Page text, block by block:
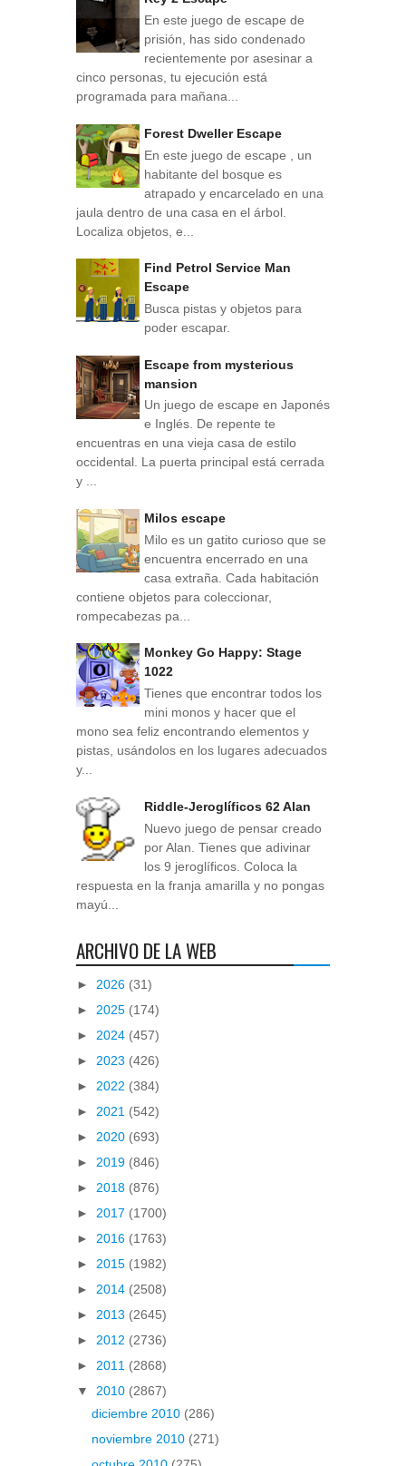
En este juego de escape de
prisión, has sido condenado
recientemente por asesinar a
cinco personas, tu ejecución está
programada para mañana...
Forest Dweller Escape
En este juego de escape , un
habitante del bosque es
atrapado y encarcelado en una
jaula dentro de una casa en el árbol.
Localiza objetos, e...
Find Petrol Service Man
Escape
Busca pistas y objetos para
poder escapar.
Escape from mysterious
mansion
Un juego de escape en Japonés
e Inglés. De repente te
encuentras en una vieja casa de estilo
occidental. La puerta principal está cerrada
y ...
Milos escape
Milo es un gatito curioso que se
encuentra encerrado en una
casa extraña. Cada habitación
contiene objetos para coleccionar,
rompecabezas pa...
Monkey Go Happy: Stage
1022
Tienes que encontrar todos los
mini monos y hacer que el
mono sea feliz encontrando elementos y
pistas, usándolos en los lugares adecuados
y...
Riddle-Jeroglíficos 62 Alan
Nuevo juego de pensar creado
por Alan. Tienes que adivinar
los 9 jeroglíficos. Coloca la
respuesta en la franja amarilla y no pongas
mayú...
ARCHIVO DE LA WEB
► 2026 (31)
► 2025 (174)
► 2024 (457)
► 2023 (426)
► 2022 (384)
► 2021 (542)
► 2020 (693)
► 2019 (846)
► 2018 (876)
► 2017 (1700)
► 2016 (1763)
► 2015 (1982)
► 2014 (2508)
► 2013 (2645)
► 2012 (2736)
► 2011 (2868)
▼ 2010 (2867)
diciembre 2010 (286)
noviembre 2010 (271)